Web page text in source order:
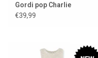
Gordi pop Charlie
€39,99